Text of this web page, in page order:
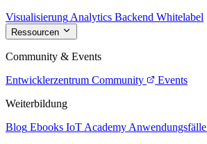
Visualisierung Analytics Backend Whitelabel
Ressourcen
Community & Events
Entwicklerzentrum Community
Events
Weiterbildung
Blog Ebooks IoT Academy Anwendungsfälle